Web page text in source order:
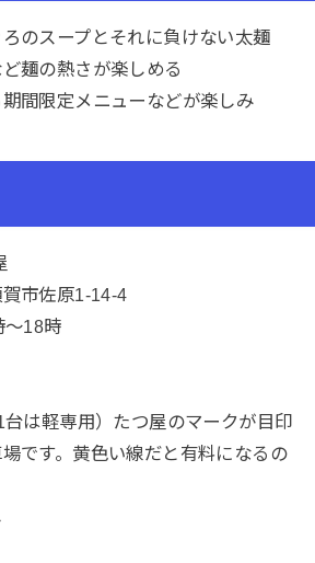
のスープとそれに負けない太麺
麺の熱さが楽しめる
間限定メニューなどが楽しみ
市佐原1-14-4
〜18時
は軽専用）たつ屋のマークが目印
です。黄色い線だと有料になるの